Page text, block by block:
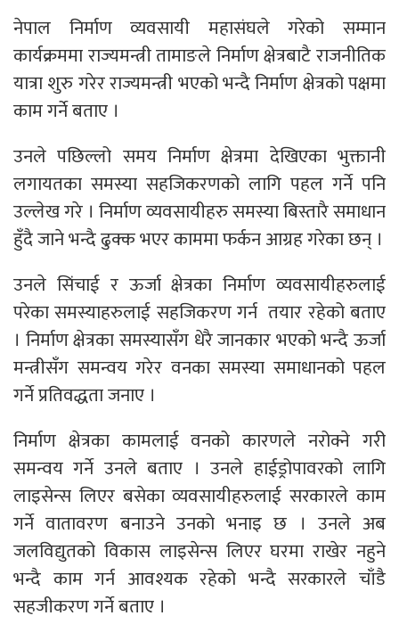
नेपाल निर्माण व्यवसायी महासंघले गरेको सम्मान
कार्यक्रममा राज्यमन्त्री तामाङले निर्माण क्षेत्रबाटै राजनीतिक
यात्रा शुरु गरेर राज्यमन्त्री भएको भन्दै निर्माण क्षेत्रको पक्षमा
काम गर्ने बताए ।
उनले पछिल्लो समय निर्माण क्षेत्रमा देखिएका भुक्तानी
लगायतका समस्या सहजिकरणको लागि पहल गर्ने पनि
उल्लेख गरे । निर्माण व्यवसायीहरु समस्या बिस्तारै समाधान
हुँदै जाने भन्दै ढुक्क भएर काममा फर्कन आग्रह गरेका छन् ।
उनले सिंचाई र ऊर्जा क्षेत्रका निर्माण व्यवसायीहरुलाई
परेका समस्याहरुलाई सहजिकरण गर्न तयार रहेको बताए
। निर्माण क्षेत्रका समस्यासँग धेरै जानकार भएको भन्दै ऊर्जा
मन्त्रीसँग समन्वय गरेर वनका समस्या समाधानको पहल
गर्ने प्रतिवद्धता जनाए ।
निर्माण क्षेत्रका कामलाई वनको कारणले नरोक्ने गरी
समन्वय गर्ने उनले बताए । उनले हाईड्रोपावरको लागि
लाइसेन्स लिएर बसेका व्यवसायीहरुलाई सरकारले काम
गर्ने वातावरण बनाउने उनकाे भनाइ छ । उनले अब
जलविद्युतको विकास लाइसेन्स लिएर घरमा राखेर नहुने
भन्दै काम गर्न आवश्यक रहेको भन्दै सरकारले चाँडै
सहजीकरण गर्ने बताए ।